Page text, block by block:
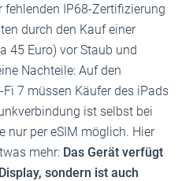
IP68-Zertifizierung
durch den Kauf einer
45 Euro) vor Staub und
Nachteile: Auf den
7 müssen Käufer des iPads
ist selbst bei
nur per eSIM möglich. Hier
mehr: Das Gerät verfügt
sondern ist auch